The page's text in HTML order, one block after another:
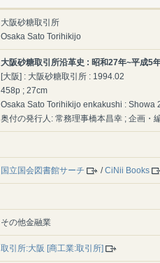
大阪砂糖取引所
Osaka Sato Torihikijo
大阪砂糖取引所沿革史 : 昭和27年~平成5
[大阪] : 大阪砂糖取引所 : 1994.02
458p ; 27cm
Osaka Sato Torihikijo enkakushi : Showa
奥付の発行人: 常務理事橋本昌幸 ; 企画・
国立国会図書館サーチ /CiNii Books
その他金融業
取引所:大阪 [商工業:取引所]